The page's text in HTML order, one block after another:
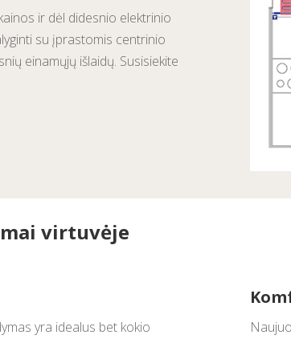
ir dėl didesnio elektrinio
su įprastomis centrinio
einamųjų išlaidų. Susisiekite
virtuvėje
yra idealus bet kokio